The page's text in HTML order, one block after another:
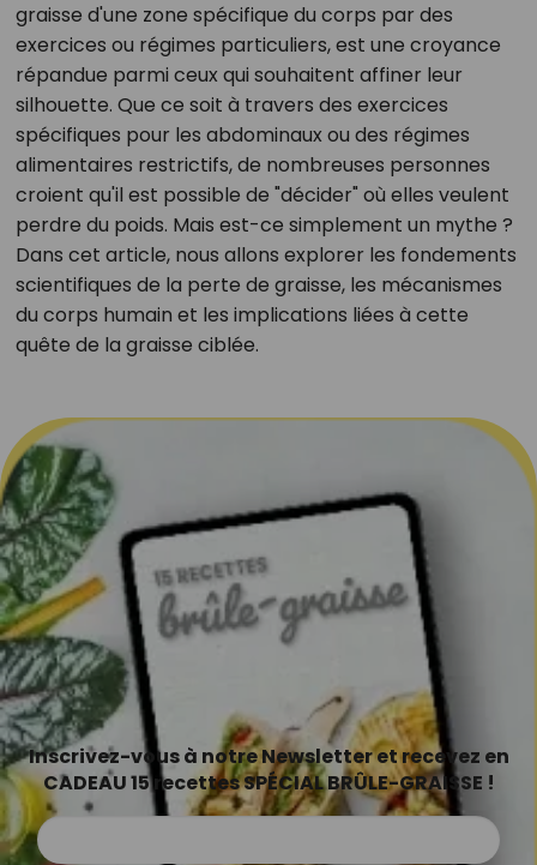
graisse d'une zone spécifique du corps par des
exercices ou régimes particuliers, est une croyance
répandue parmi ceux qui souhaitent affiner leur
silhouette. Que ce soit à travers des exercices
spécifiques pour les abdominaux ou des régimes
alimentaires restrictifs, de nombreuses personnes
croient qu'il est possible de "décider" où elles veulent
perdre du poids. Mais est-ce simplement un mythe ?
Dans cet article, nous allons explorer les fondements
scientifiques de la perte de graisse, les mécanismes
du corps humain et les implications liées à cette
quête de la graisse ciblée.
Inscrivez-vous à notre Newsletter et recevez en
CADEAU 15 recettes SPÉCIAL BRÛLE-GRAISSE !